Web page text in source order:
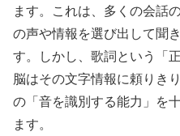
ます。これは、多くの会話
の声や情報を選び出して聞
す。しかし、歌詞という「
脳はその文字情報に頼りき
の「音を識別する能力」を
ます。